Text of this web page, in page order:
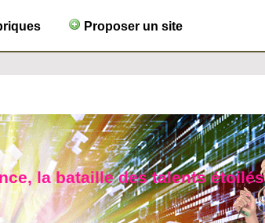
Proposer un site
la bataille des talents étoilés